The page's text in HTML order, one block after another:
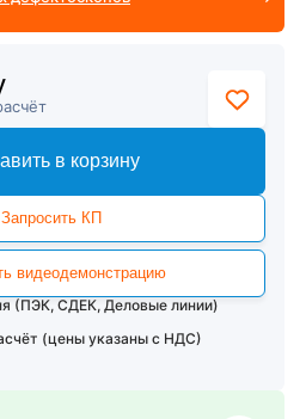
в корзину
Запросить КП
видеодемонстрацию
(ПЭК, СДЕК, Деловые линии)
(цены указаны с НДС)